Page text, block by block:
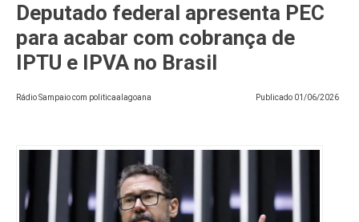
Deputado federal apresenta PEC
para acabar com cobrança de
IPTU e IPVA no Brasil
Rádio Sampaio com politicaalagoana Publicado 01/06/2026